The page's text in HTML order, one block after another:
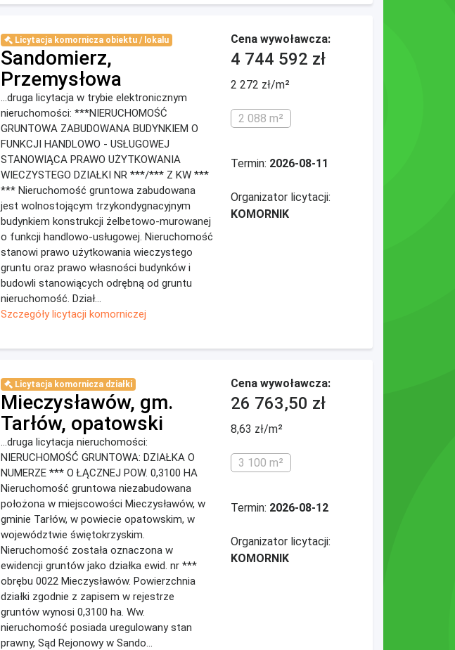
Licytacja komornicza obiektu / lokalu
Sandomierz,
Przemysłowa
...druga licytacja w trybie elektronicznym
nieruchomości: ***NIERUCHOMOŚĆ
GRUNTOWA ZABUDOWANA BUDYNKIEM O
FUNKCJI HANDLOWO - USŁUGOWEJ
STANOWIĄCA PRAWO UŻYTKOWANIA
WIECZYSTEGO DZIAŁKI NR ***/*** Z KW ***
*** Nieruchomość gruntowa zabudowana
jest wolnostojącym trzykondygnacyjnym
budynkiem konstrukcji żelbetowo-murowanej
o funkcji handlowo-usługowej. Nieruchomość
stanowi prawo użytkowania wieczystego
gruntu oraz prawo własności budynków i
budowli stanowiących odrębną od gruntu
nieruchomość. Dział...
Szczegóły licytacji komorniczej
Cena wywoławcza:
4 744 592 zł
2 272 zł/m²
2 088 m²
Termin: 2026-08-11
Organizator licytacji:
KOMORNIK
Licytacja komornicza działki
Mieczysławów, gm.
Tarłów, opatowski
...druga licytacja nieruchomości:
NIERUCHOMOŚĆ GRUNTOWA: DZIAŁKA O
NUMERZE *** O ŁĄCZNEJ POW. 0,3100 HA
Nieruchomość gruntowa niezabudowana
położona w miejscowości Mieczysławów, w
gminie Tarłów, w powiecie opatowskim, w
województwie świętokrzyskim.
Nieruchomość została oznaczona w
ewidencji gruntów jako działka ewid. nr ***
obrębu 0022 Mieczysławów. Powierzchnia
działki zgodnie z zapisem w rejestrze
gruntów wynosi 0,3100 ha. Ww.
nieruchomość posiada uregulowany stan
prawny, Sąd Rejonowy w Sando...
Cena wywoławcza:
26 763,50 zł
8,63 zł/m²
3 100 m²
Termin: 2026-08-12
Organizator licytacji:
KOMORNIK